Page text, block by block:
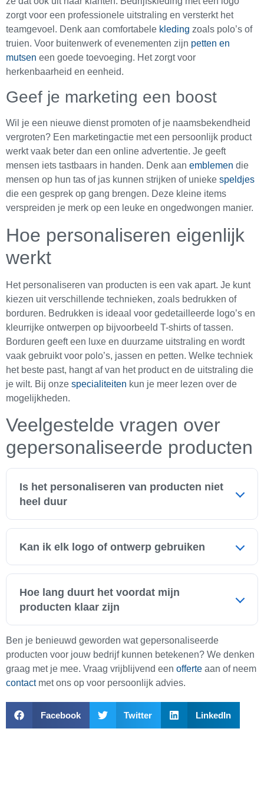
zorgt voor een professionele uitstraling en versterkt het
teamgevoel. Denk aan comfortabele kleding zoals polo’s of
truien. Voor buitenwerk of evenementen zijn petten en
mutsen een goede toevoeging. Het zorgt voor
herkenbaarheid en eenheid.
Geef je marketing een boost
Wil je een nieuwe dienst promoten of je naamsbekendheid
vergroten? Een marketingactie met een persoonlijk product
werkt vaak beter dan een online advertentie. Je geeft
mensen iets tastbaars in handen. Denk aan emblemen die
mensen op hun tas of jas kunnen strijken of unieke speldjes
die een gesprek op gang brengen. Deze kleine items
verspreiden je merk op een leuke en ongedwongen manier.
Hoe personaliseren eigenlijk
werkt
Het personaliseren van producten is een vak apart. Je kunt
kiezen uit verschillende technieken, zoals bedrukken of
borduren. Bedrukken is ideaal voor gedetailleerde logo’s en
kleurrijke ontwerpen op bijvoorbeeld T-shirts of tassen.
Borduren geeft een luxe en duurzame uitstraling en wordt
vaak gebruikt voor polo’s, jassen en petten. Welke techniek
het beste past, hangt af van het product en de uitstraling die
je wilt. Bij onze specialiteiten kun je meer lezen over de
mogelijkheden.
Veelgestelde vragen over
gepersonaliseerde producten
Is het personaliseren van producten niet
heel duur
Nee, dat hoeft zeker niet. De prijs hangt af van het
hebben opties voor elk budget. Zelfs met een kleine
investering kun je al een grote impact maken.
Kan ik elk logo of ontwerp gebruiken
Ja, in principe wel. We helpen je graag om ervoor te
het gekozen product. We denken met je mee over de
beste aanpak voor een professioneel resultaat.
Hoe lang duurt het voordat mijn
producten klaar zijn
staan bekend om onze snelle service en doen er alles
aan om jouw bestelling op tijd te leveren. Heb je een
deadline? Laat het ons weten, dan kijken we samen
naar de mogelijkheden.
Ben je benieuwd geworden wat gepersonaliseerde
producten voor jouw bedrijf kunnen betekenen? We denken
graag met je mee. Vraag vrijblijvend een offerte aan of neem
contactmet ons op voor persoonlijk advies.
Facebook Twitter LinkedIn